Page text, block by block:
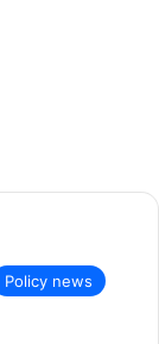
Policy news